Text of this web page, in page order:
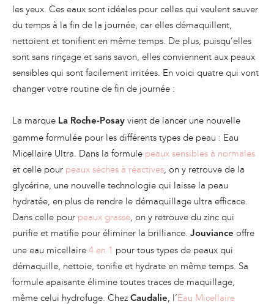
les yeux. Ces eaux sont idéales pour celles qui veulent sauver
du temps à la fin de la journée, car elles démaquillent,
nettoient et tonifient en même temps. De plus, puisqu’elles
sont sans rinçage et sans savon, elles conviennent aux peaux
sensibles qui sont facilement irritées. En voici quatre qui vont
changer votre routine de fin de journée :
La marque La Roche-Posay vient de lancer une nouvelle
gamme formulée pour les différents types de peau : Eau
Micellaire Ultra. Dans la formule peaux sensibles à normales
et celle pour peaux sèches à réactives, on y retrouve de la
glycérine, une nouvelle technologie qui laisse la peau
hydratée, en plus de rendre le démaquillage ultra efficace.
Dans celle pour peaux grasse, on y retrouve du zinc qui
purifie et matifie pour éliminer la brilliance. Jouviance offre
une eau micellaire 4 en 1 pour tous types de peaux qui
démaquille, nettoie, tonifie et hydrate en même temps. Sa
formule apaisante élimine toutes traces de maquillage,
même celui hydrofuge. Chez Caudalie, l’Eau Micellaire